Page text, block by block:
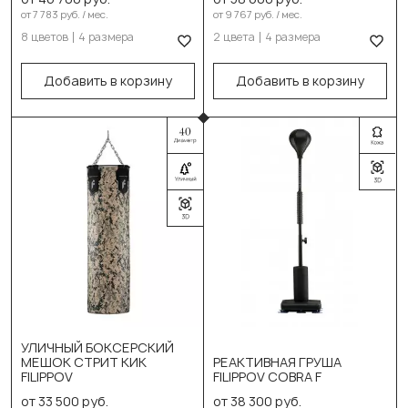
от 7 783 руб. / мес.
8 цветов 4 размера
Добавить в корзину
Бежевый
Выберите размер:
110см/40см/38-40кг
150см/40см/55-60кг
180см/40см/62-67кг
В корзину
от 9 767 руб. / мес.
2 цвета 4 размера
Добавить в корзину
130см/40см/53-55кг
180см/40см/62-67кг
В корзину
УЛИЧНЫЙ БОКСЕРСКИЙ
МЕШОК СТРИТ КИК
FILIPPOV
от 33 500 руб.
Выберите цвет:
Чёрный
Красный
Жёлтый
Зеленый
Серый
Белый
РЕАКТИВНАЯ ГРУША
FILIPPOV COBRA F
от 38 300 руб.
Стандарт версия